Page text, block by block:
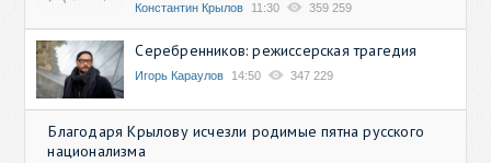
Константин Крылов 11:30 359 259
Серебренников: режиссерская трагедия
Игорь Караулов 14:50 347 229
Благодаря Крылову исчезли родимые пятна русского
национализма